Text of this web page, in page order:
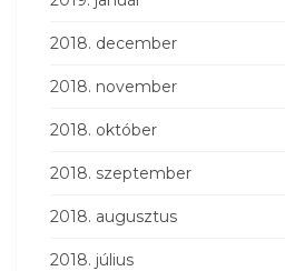
2018. december
2018. november
2018. október
2018. szeptember
2018. augusztus
2018. július